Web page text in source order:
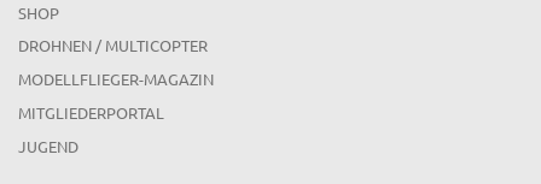
SHOP
DROHNEN / MULTICOPTER
MODELLFLIEGER-MAGAZIN
MITGLIEDERPORTAL
JUGEND